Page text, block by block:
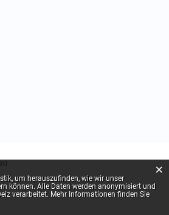
um herauszufinden, wie wir unser
können. Alle Daten werden anonymisiert und
verarbeitet. Mehr Informationen finden Sie
×